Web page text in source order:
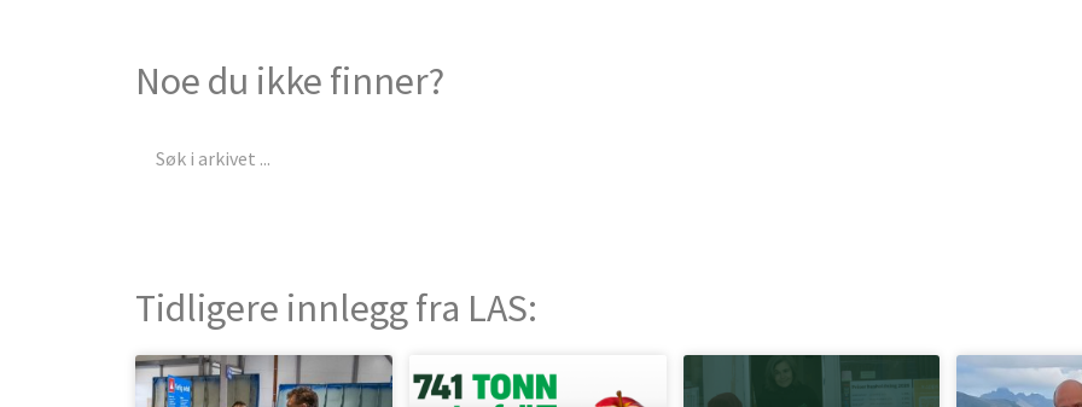
Noe du ikke finner?
Tidligere innlegg fra LAS: